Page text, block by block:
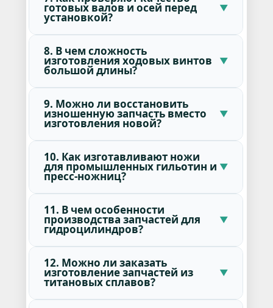
готовых валов и осей перед
установкой?
8. В чем сложность
изготовления ходовых винтов
большой длины?
9. Можно ли восстановить
изношенную запчасть вместо
изготовления новой?
10. Как изготавливают ножи
для промышленных гильотин и
пресс-ножниц?
11. В чем особенности
производства запчастей для
гидроцилиндров?
12. Можно ли заказать
изготовление запчастей из
титановых сплавов?